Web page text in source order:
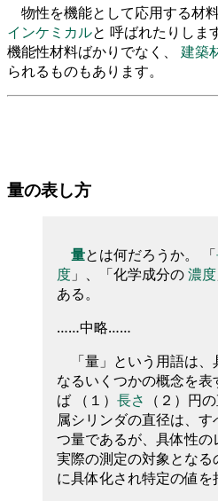
物性を機能として応用する材
インケミカルと 呼ばれたりしま
機能性材料ばかりでなく、 建築
られるものもあります。
量の表し方
量とは何だろうか。 「
度 」、「化学成分の濃度
ある。
……中略……
「量」という用語は
なるいくつかの概念を表
ば （１） 長さ （２）円
属シリンダの直径は、
つ量であるが、具体性の
実際の測定の対象となる
に具体化され特定の値を